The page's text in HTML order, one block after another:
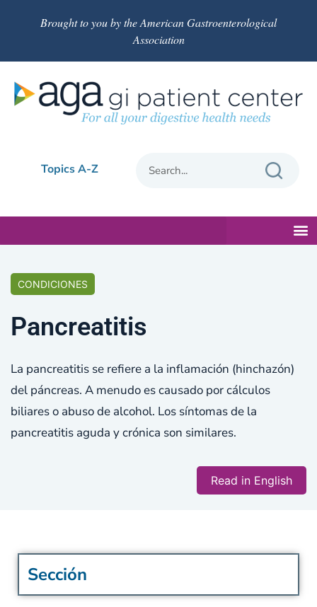
Brought to you by the American Gastroenterological
Association
Topics A-Z
CONDICIONES
Pancreatitis
La pancreatitis se refiere a la inflamación (hinchazón)
del páncreas. A menudo es causado por cálculos
biliares o abuso de alcohol. Los síntomas de la
pancreatitis aguda y crónica son similares.
Read in English
Sección